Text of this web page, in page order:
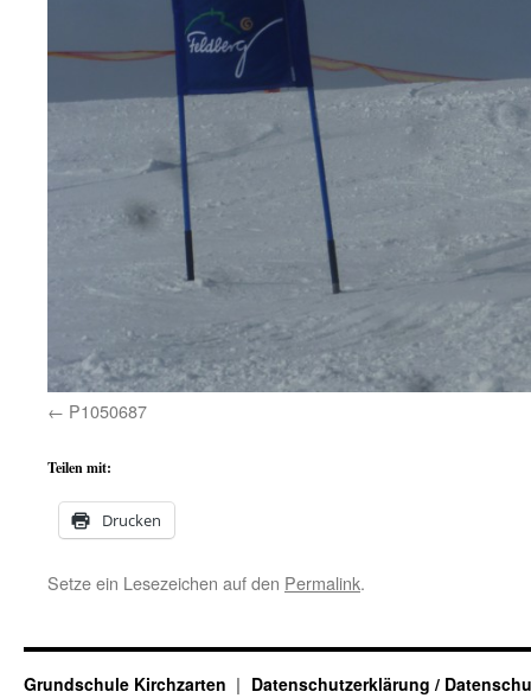
P1050687
Teilen mit:
Drucken
Setze ein Lesezeichen auf den Permalink.
Grundschule Kirchzarten Datenschutzerklärung /